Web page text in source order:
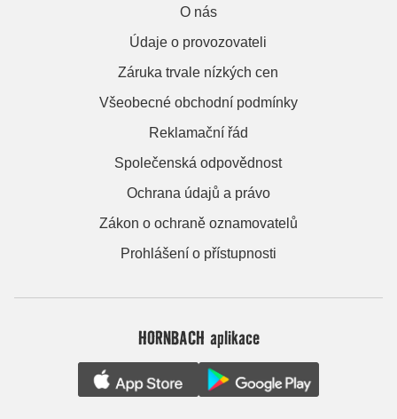
O nás
Údaje o provozovateli
Záruka trvale nízkých cen
Všeobecné obchodní podmínky
Reklamační řád
Společenská odpovědnost
Ochrana údajů a právo
Zákon o ochraně oznamovatelů
Prohlášení o přístupnosti
HORNBACH aplikace